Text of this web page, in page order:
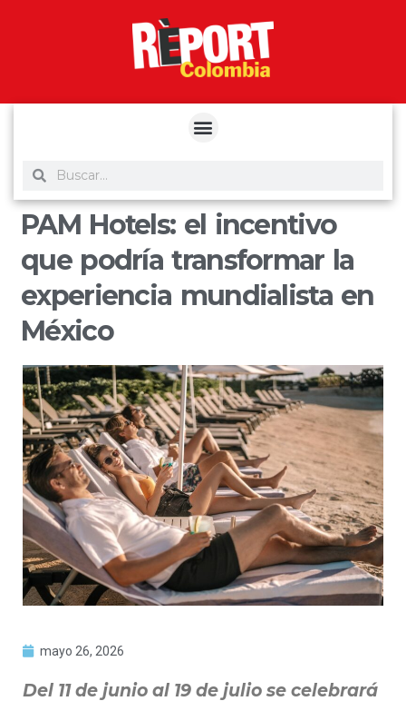
PAM Hotels: el incentivo
que podría transformar la
experiencia mundialista en
México
mayo 26, 2026
Del 11 de junio al 19 de julio se celebrará